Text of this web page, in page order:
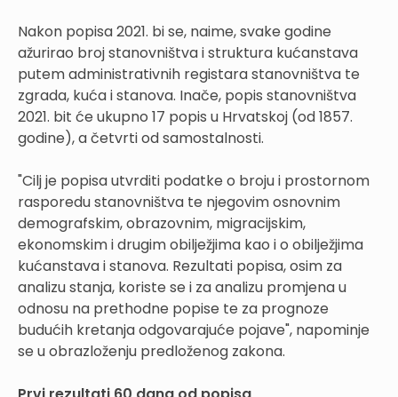
Nakon popisa 2021. bi se, naime, svake godine
ažurirao broj stanovništva i struktura kućanstava
putem administrativnih registara stanovništva te
zgrada, kuća i stanova. Inače, popis stanovništva
2021. bit će ukupno 17 popis u Hrvatskoj (od 1857.
godine), a četvrti od samostalnosti.
"Cilj je popisa utvrditi podatke o broju i prostornom
rasporedu stanovništva te njegovim osnovnim
demografskim, obrazovnim, migracijskim,
ekonomskim i drugim obilježjima kao i o obilježjima
kućanstava i stanova. Rezultati popisa, osim za
analizu stanja, koriste se i za analizu promjena u
odnosu na prethodne popise te za prognoze
budućih kretanja odgovarajuće pojave", napominje
se u obrazloženju predloženog zakona.